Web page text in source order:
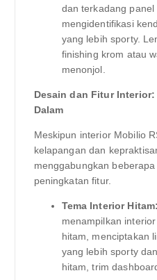
dan terkadang
mengidentifikasi
yang lebih sporty.
finishing krom atau
menonjol.
Desain dan Fitur
Dalam
Meskipun interior Mobilio
kelapangan dan
menggabungkan
peningkatan fitur.
Tema Interior Hitam:
menampilkan
hitam, menciptakan
yang lebih sporty
hitam, trim